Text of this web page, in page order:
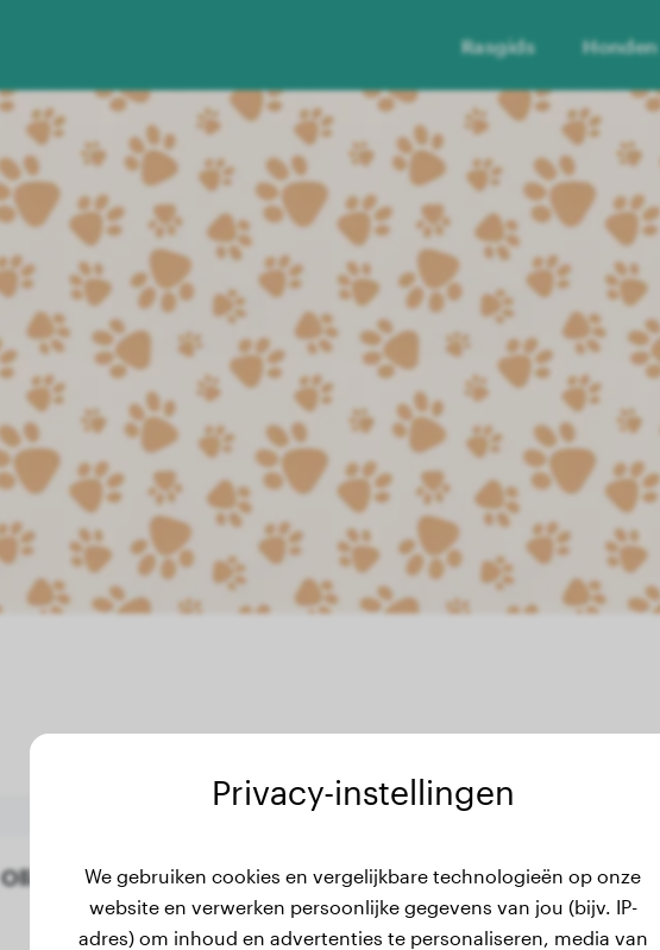
Rasgids Honden
Ollie's gewichtsgeschiedenis
Privacy-instellingen
We gebruiken cookies en vergelijkbare technologieën op onze
website en verwerken persoonlijke gegevens van jou (bijv. IP-
adres) om inhoud en advertenties te personaliseren, media van